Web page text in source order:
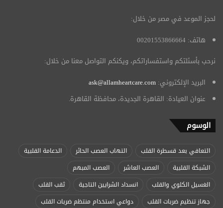
لحجز الموعد في مصر من خلال:
هاتف: 00201553866664
نرحب بأسئلتكم واستفساراتكم، ويكنكم التواصل معنا من خلال:
البريد الإلكتروني: ask@allamheartcare.com
عنوان العيادة: القاهرة الجديدة، محافظة القاهرة.
الوسوم
التعافي بعد قسطرة القلب التهاب العصب الحائر
الدعامة القلبية
الشبكة القلبية
العصب العاشر
العصب المبهم
الغسيل الكلوي والقلب
انسداد الشرايين التاجية
ثقب القلب
جهاز تنظيم ضربات القلب
دواعي استخدام منتظم ضربات القلب